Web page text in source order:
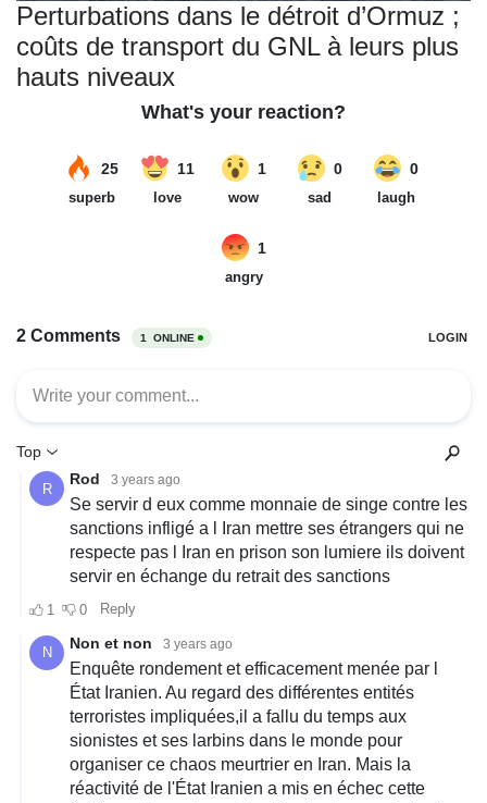
Perturbations dans le détroit d’Ormuz ;
coûts de transport du GNL à leurs plus
hauts niveaux